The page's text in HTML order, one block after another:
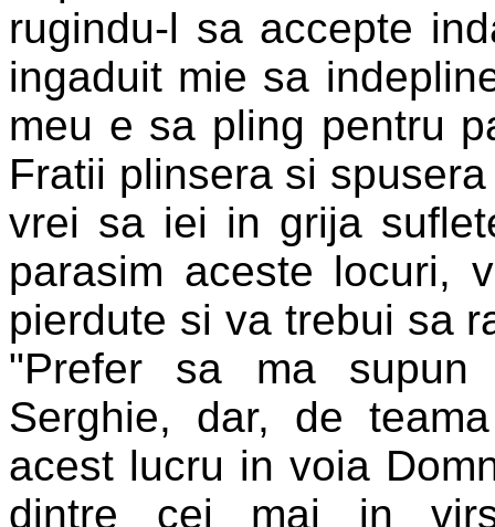
rugindu-l sa accepte
ingaduit mie sa
meu e sa pling pentru
Fratii plinsera si
vrei sa iei in grija
parasim aceste locuri,
pierdute si va trebui sa
"Prefer sa ma supun
Serghie, dar, de
acest lucru in voia
dintre cei mai in